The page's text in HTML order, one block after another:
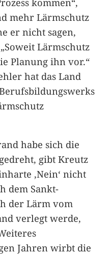
mehr Lärmschutz
er nicht sagen,
Lärmschutz
Planung ihn vor.“
hat das Land
habe sich die
gibt Kreutz
‚Nein‘ nicht
dem Sankt-
der Lärm vom
verlegt werde,
Jahren wirbt die